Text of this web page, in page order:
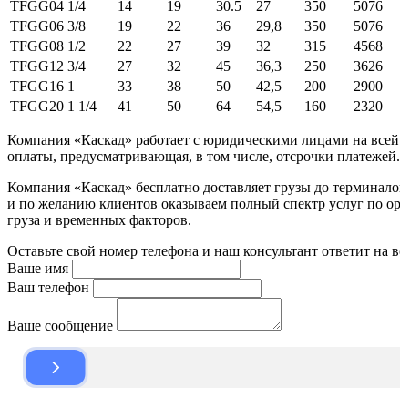
TFGG04 1/4 14 19 30.5 27 350
5076
TFGG06 3/8 19 22 36 29,8 350
5076
TFGG08 1/2 22 27 39 32 315
4568
TFGG12 3/4 27 32 45 36,3 250
3626
TFGG16 1 33 38 50 42,5 200
2900
TFGG20 1 1/4 41 50 64 54,5 160 2320
Компания «Каскад» работает с юридическими лицами на
оплаты, предусматривающая, в том числе, отсрочки платежей.
Компания «Каскад» бесплатно доставляет грузы до
и по желанию клиентов оказываем полный спектр услуг по
груза и временных факторов.
Оставьте свой номер телефона и наш консультант ответит на
Ваше имя
Ваш телефон
Ваше сообщение